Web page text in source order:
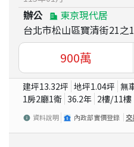
辦公
東京現代居
台北市松山區寶清街21之
900萬
建坪13.32坪 地坪1.04坪 無
1房2廳1衛 36.2年 2樓/11樓
資料說明 內政部實價登錄